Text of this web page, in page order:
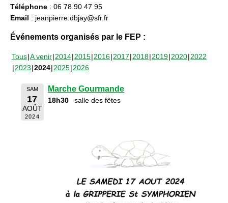
Téléphone : 06 78 90 47 95
Email : jeanpierre.dbjay@sfr.fr
Événements organisés par le FEP :
Tous A venir 2014 2015 2016 2017 2018 2019 2020 2022
2023 2024 2025 2026
SAM
17
AOÛT
2024
Marche Gourmande
18h30 salle des fêtes